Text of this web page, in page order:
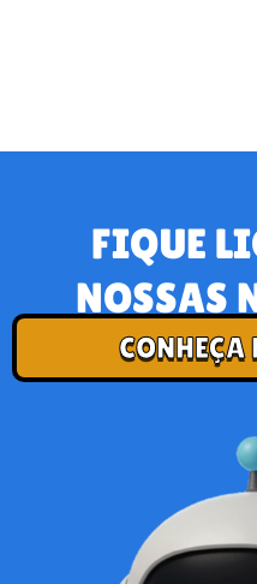
FIQUE
NOSSAS
CONHEÇA